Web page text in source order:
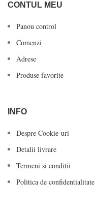
CONTUL MEU
Panou control
Comenzi
Adrese
Produse favorite
INFO
Despre Cookie-uri
Detalii livrare
Termeni si conditii
Politica de confidentialitate